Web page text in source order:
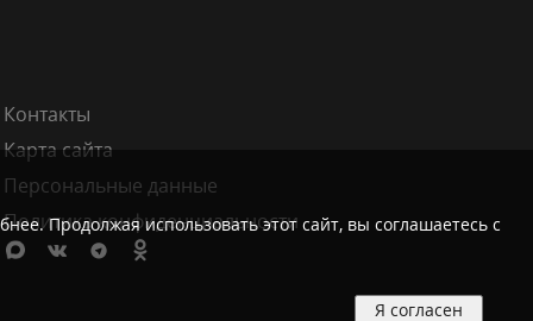
Контакты
Карта сайта
Персональные данные
Политика конфиденциальности
Продолжая использовать этот сайт, вы соглашаетесь с
Я согласен